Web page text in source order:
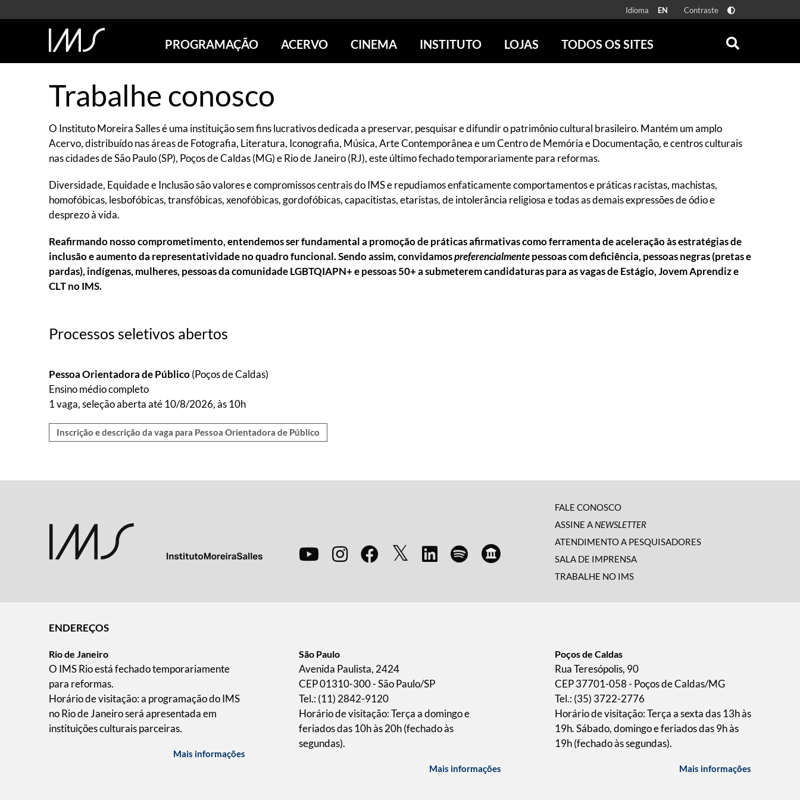
Idioma EN Contraste
PROGRAMAÇÃO
SÃO PAULO
RIO DE JANEIRO
POÇOS DE CALDAS
ONLINE
EXPOSIÇÕES
FUTURAS
ANTERIORES
VISITAS MEDIADAS
ACERVO
ICONOGRAFIA
LITERATURA
MÚSICA
BIBLIOTECA DE FOTOGRAFIA
DESTAQUES DE A a Z
CINEMA
SOBRE CINEMA NO IMS
BLOG DO CINEMA
REVISTAS DE PROGRAMAÇÃO
INSTITUTO
IMS POÇOS
SOBRE O IMS
QUEM SOMOS
EDUCAÇÃO
ESCOLA ESCUTA
LOJAS TODOS OS SITES
TESTEMUNHA OCULAR
SERROTE
VER TODOS
Trabalhe conosco
O Instituto Moreira Salles é uma instituição sem fins lucrativos dedicada a preservar, pesquisar e difundir o patrimônio cultural brasileiro. Mantém um amplo
Acervo, distribuído nas áreas de Fotografia, Literatura, Iconografia, Música, Arte Contemporânea e um Centro de Memória e Documentação, e centros culturais
nas cidades de São Paulo (SP), Poços de Caldas (MG) e Rio de Janeiro (RJ), este último fechado temporariamente para reformas.
Diversidade, Equidade e Inclusão são valores e compromissos centrais do IMS e repudiamos enfaticamente comportamentos e práticas racistas, machistas,
homofóbicas, lesbofóbicas, transfóbicas, xenofóbicas, gordofóbicas, capacitistas, etaristas, de intolerância religiosa e todas as demais expressões de ódio e
desprezo à vida.
Reafirmando nosso comprometimento, entendemos ser fundamental a promoção de práticas afirmativas como ferramenta de aceleração às estratégias de
inclusão e aumento da representatividade no quadro funcional.Sendo assim, convidamospreferencialmentepessoas com deficiência, pessoas negras (pretas e
pardas), indígenas, mulheres, pessoas da comunidade LGBTQIAPN+ e pessoas 50+ a submeterem candidaturas para as vagas de Estágio, Jovem Aprendiz e
CLT no IMS.
Processos seletivos abertos
Pessoa Orientadora de Público(Poços de Caldas)
Ensino médio completo
1 vaga, seleção aberta até 10/8/2026, às 10h
Inscrição e descrição da vaga para Pessoa Orientadora de Público
FALE CONOSCO
ASSINE A NEWSLETTER
ATENDIMENTO A PESQUISADORES
SALA DE IMPRENSA
TRABALHE NO IMS
ENDEREÇOS
Rio de Janeiro
O IMS Rio está fechado temporariamente
para reformas.
Horário de visitação: a programação do IMS
no Rio de Janeiro será apresentada em
instituições culturais parceiras.
Mais informações
São Paulo
Avenida Paulista, 2424
CEP 01310-300 - São Paulo/SP
Tel.: (11) 2842-9120
Horário de visitação: Terça a domingo e
feriados das 10h às 20h (fechado às
segundas).
Mais informações
Poços de Caldas
Rua Teresópolis, 90
CEP 37701-058 - Poços de Caldas/MG
Tel.: (35) 3722-2776
Horário de visitação: Terça a sexta das 13h às
19h. Sábado, domingo e feriados das 9h às
19h (fechado às segundas).
Mais informações